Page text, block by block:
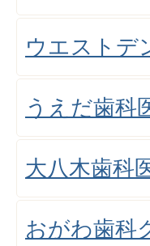
ウエストデ
うえだ歯科
大八木歯科
おがわ歯科